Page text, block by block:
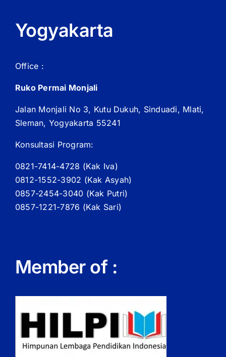
Yogyakarta
Office :
Ruko Permai Monjali
Jalan Monjali No 3, Kutu Dukuh, Sinduadi, Mlati,
Sleman, Yogyakarta 55241
Konsultasi Program:
0821-7414-4728 (Kak Iva)
0812-1552-3902 (Kak Asyah)
0857-2454-3040 (Kak Putri)
0857-1221-7876 (Kak Sari)
Member of :